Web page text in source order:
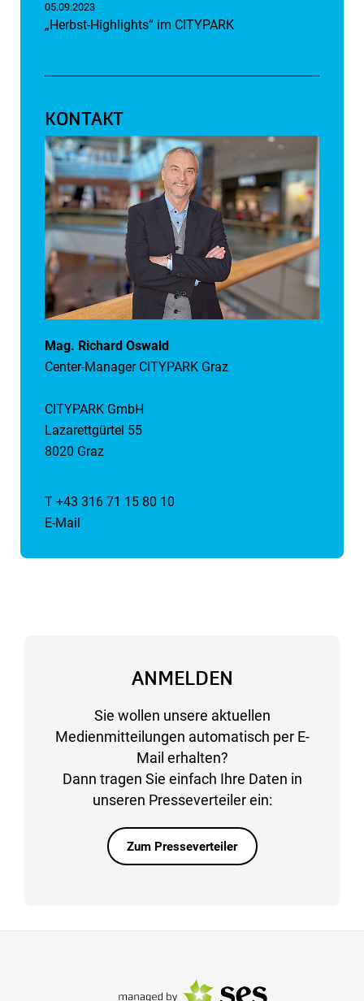
05.09.2023
„Herbst-Highlights“ im CITYPARK
KONTAKT
Mag. Richard Oswald
Center-Manager CITYPARK Graz
CITYPARK GmbH
Lazarettgürtel 55
8020 Graz
T +43 316 71 15 80 10
E-Mail
ANMELDEN
Sie wollen unsere aktuellen
Medienmitteilungen automatisch per E-
Mail erhalten?
Dann tragen Sie einfach Ihre Daten in
unseren Presseverteiler ein:
Zum Presseverteiler